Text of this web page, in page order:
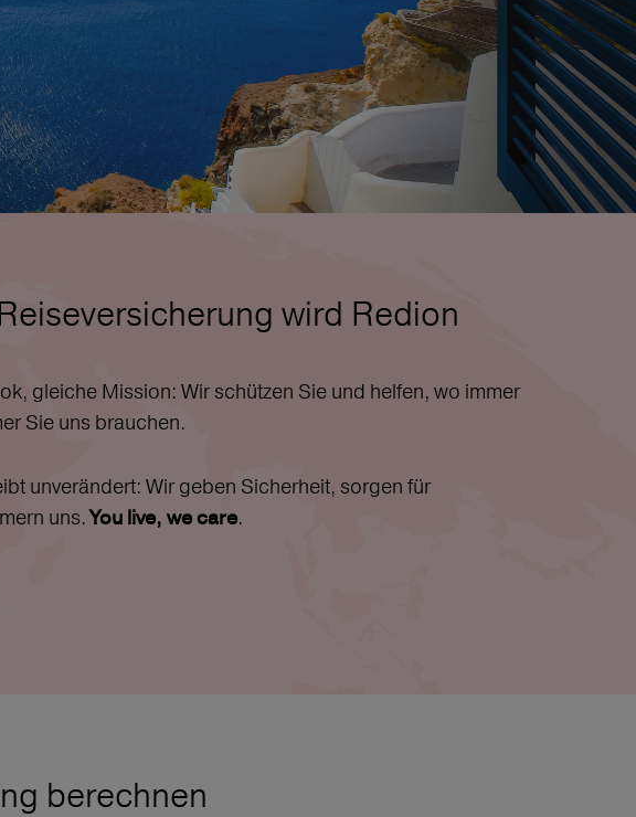
wird Redion
gleiche Mission: Wir schützen Sie und helfen, wo immer
Sie uns brauchen.
unverändert: Wir geben Sicherheit, sorgen für
uns.You live, we care.
berechnen